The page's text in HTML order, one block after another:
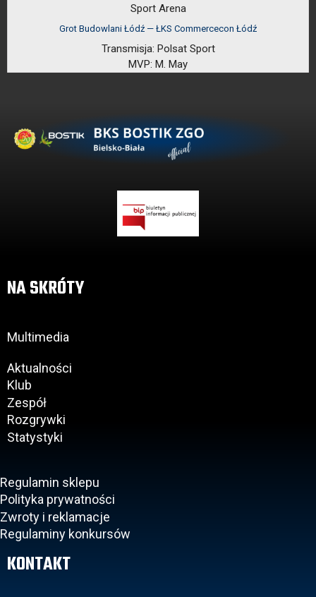
Sport Arena
Grot Budowlani Łódź — ŁKS Commercecon Łódź
Transmisja: Polsat Sport
MVP: M. May
NA SKRÓTY
Multimedia
Aktualności
Klub
Zespół
Rozgrywki
Statystyki
Regulamin sklepu
Polityka prywatności
Zwroty i reklamacje
Regulaminy konkursów
KONTAKT